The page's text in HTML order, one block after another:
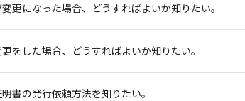
変更になった場合、どうすればよいか知りたい。
更をした場合、どうすればよいか知りたい。
書の発行依頼方法を知りたい。